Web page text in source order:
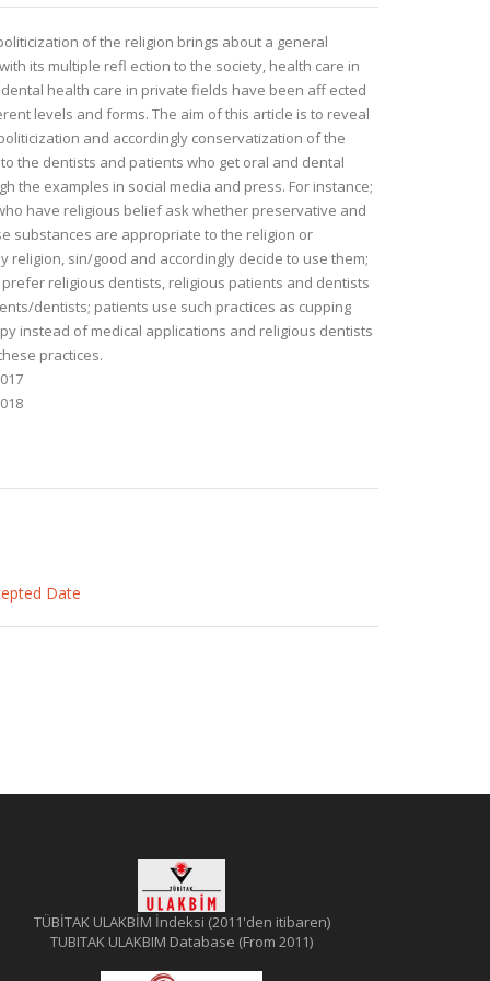
of the religion brings about a general
its multiple refl ection to the society, health care in
health care in private fields have been aff ected
levels and forms. The aim of this article is to reveal
and accordingly conservatization of the
the dentists and patients who get oral and dental
the examples in social media and press. For instance;
have religious belief ask whether preservative and
substances are appropriate to the religion or
religion, sin/good and accordingly decide to use them;
religious dentists, religious patients and dentists
dentists; patients use such practices as cupping
instead of medical applications and religious dentists
practices.
Date
TÜBİTAK ULAKBİM İndeksi (2011'den itibaren)
TUBITAK ULAKBIM Database (From 2011)